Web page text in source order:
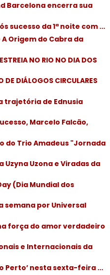
Barcelona encerra sua
sucesso da 1ª noite com ...
Origem do Cabra da
NO RIO NO DIA DOS
DIÁLOGOS CIRCULARES
trajetória de Ednusia
Marcelo Falcão,
do Trio Amadeus "Jornada
Uzona e Viradas da
(Dia Mundial dos
semana por Universal
força do amor verdadeiro
e Internacionais da
Perto’ nesta sexta-feira ...